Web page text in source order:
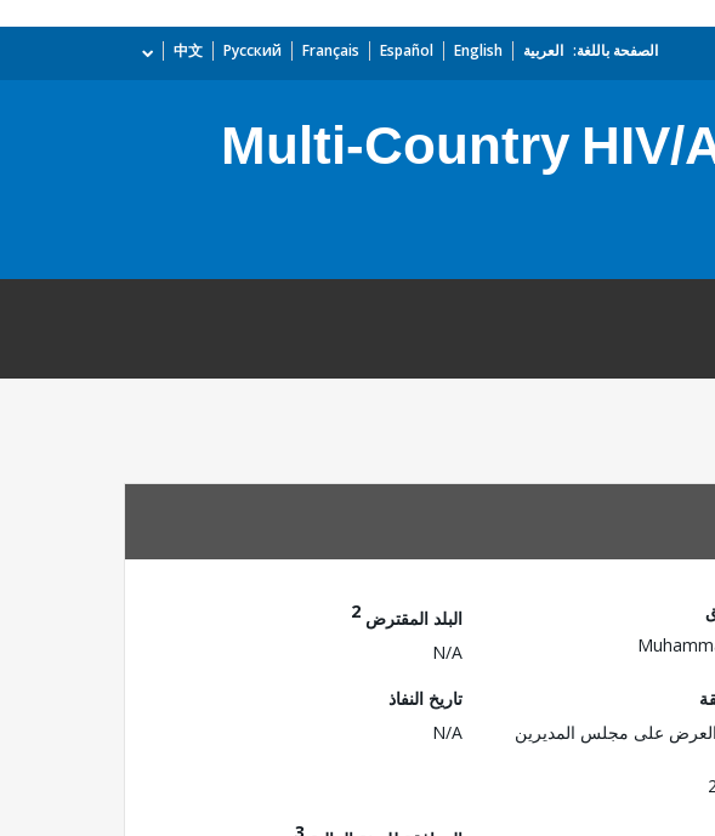
الصفحة باللغة: العربية English
Español
Français
Русский
中文
Multi-Country HIV/
البلد المقترض 2
N/A
على مجلس المديرين
تاريخ النفاذ
N/A
3